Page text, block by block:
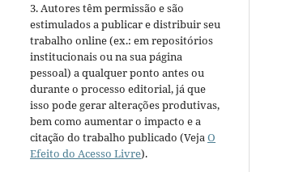
3. Autores têm permissão e são
estimulados a publicar e distribuir seu
trabalho online (ex.: em repositórios
institucionais ou na sua página
pessoal) a qualquer ponto antes ou
durante o processo editorial, já que
isso pode gerar alterações produtivas,
bem como aumentar o impacto e a
citação do trabalho publicado (VejaO
Efeito do Acesso Livre).